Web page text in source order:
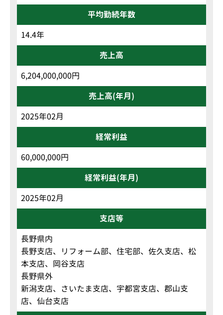
平均勤続年数
14.4年
売上高
6,204,000,000円
売上高(年月)
2025年02月
経常利益
60,000,000円
経常利益(年月)
2025年02月
支店等
長野県内
長野支店、リフォーム部、住宅部、佐久支店、松
本支店、岡谷支店
長野県外
新潟支店、さいたま支店、宇都宮支店、郡山支
店、仙台支店